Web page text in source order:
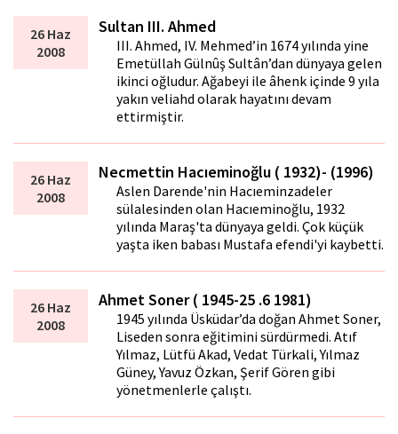
26 Haz
2008
Sultan III. Ahmed
III. Ahmed, IV. Mehmed’in 1674 yılında yine
Emetüllah Gülnûş Sultân’dan dünyaya gelen
ikinci oğludur. Ağabeyi ile âhenk içinde 9 yıla
yakın veliahd olarak hayatını devam
ettirmiştir.
26 Haz
2008
Necmettin Hacıeminoğlu ( 1932)- (1996)
Aslen Darende'nin Hacıeminzadeler
sülalesinden olan Hacıeminoğlu, 1932
yılında Maraş'ta dünyaya geldi. Çok küçük
yaşta iken babası Mustafa efendi'yi kaybetti.
26 Haz
2008
Ahmet Soner ( 1945-25 .6 1981)
1945 yılında Üsküdar’da doğan Ahmet Soner,
Liseden sonra eğitimini sürdürmedi. Atıf
Yılmaz, Lütfü Akad, Vedat Türkali, Yılmaz
Güney, Yavuz Özkan, Şerif Gören gibi
yönetmenlerle çalıştı.